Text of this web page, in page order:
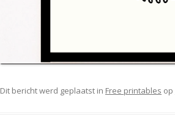
Dit bericht werd geplaatst in Free printables op